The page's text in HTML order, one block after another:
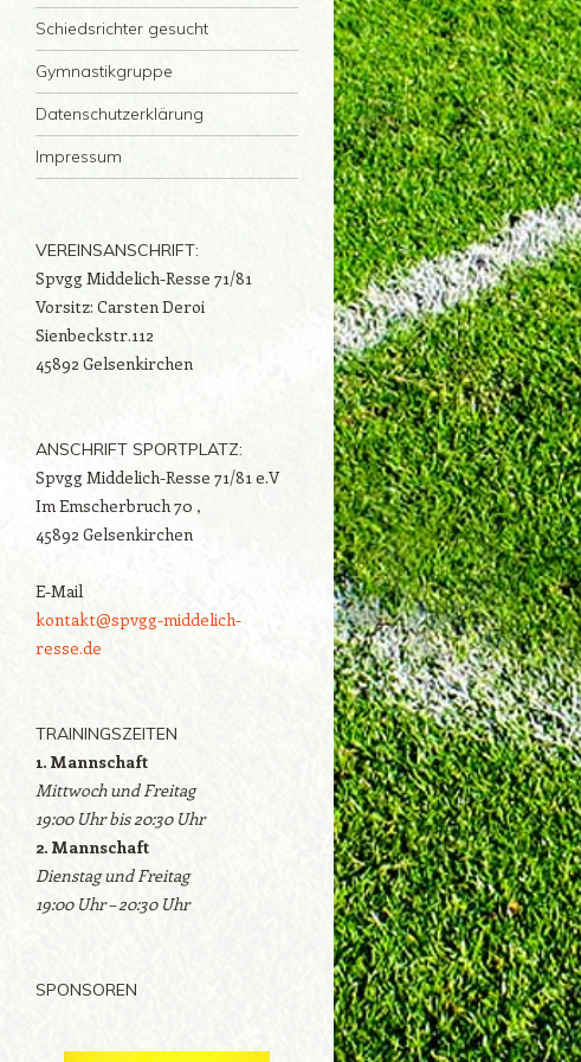
Schiedsrichter gesucht
Gymnastikgruppe
Datenschutzerklärung
Impressum
VEREINSANSCHRIFT:
Spvgg Middelich-Resse 71/81
Vorsitz: Carsten Deroi
Sienbeckstr.112
45892 Gelsenkirchen
ANSCHRIFT SPORTPLATZ:
Spvgg Middelich-Resse 71/81 e.V
Im Emscherbruch 70 ,
45892 Gelsenkirchen
E-Mail
kontakt@spvgg-middelich-
resse.de
TRAININGSZEITEN
1. Mannschaft
Mittwoch und Freitag
19:00 Uhr bis 20:30 Uhr
2. Mannschaft
Dienstag und Freitag
19:00 Uhr – 20:30 Uhr
SPONSOREN